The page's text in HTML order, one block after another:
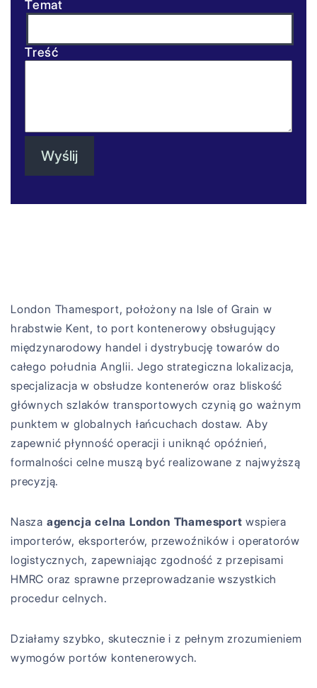
Temat
Treść
London Thamesport, położony na Isle of Grain w
hrabstwie Kent, to port kontenerowy obsługujący
międzynarodowy handel i dystrybucję towarów do
całego południa Anglii. Jego strategiczna lokalizacja,
specjalizacja w obsłudze kontenerów oraz bliskość
głównych szlaków transportowych czynią go ważnym
punktem w globalnych łańcuchach dostaw. Aby
zapewnić płynność operacji i uniknąć opóźnień,
formalności celne muszą być realizowane z najwyższą
precyzją.
Nasza agencja celna London Thamesport wspiera
importerów, eksporterów, przewoźników i operatorów
logistycznych, zapewniając zgodność z przepisami
HMRC oraz sprawne przeprowadzanie wszystkich
procedur celnych.
Działamy szybko, skutecznie i z pełnym zrozumieniem
wymogów portów kontenerowych.